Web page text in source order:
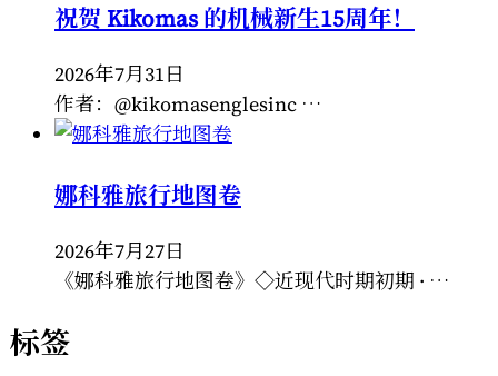
祝贺 Kikomas 的机械新生15周年！
2026年7月31日
作者：@kikomasenglesinc …
娜科雅旅行地图卷
2026年7月27日
《娜科雅旅行地图卷》◇近现代时期初期 · …
标签